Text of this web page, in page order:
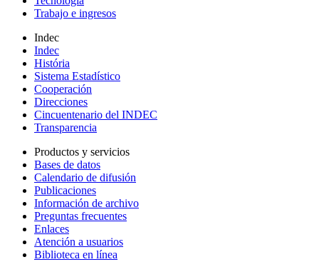
Trabajo e ingresos
Indec
Indec
História
Sistema Estadístico
Cooperación
Direcciones
Cincuentenario del INDEC
Transparencia
Productos y servicios
Bases de datos
Calendario de difusión
Publicaciones
Información de archivo
Preguntas frecuentes
Enlaces
Atención a usuarios
Biblioteca en línea